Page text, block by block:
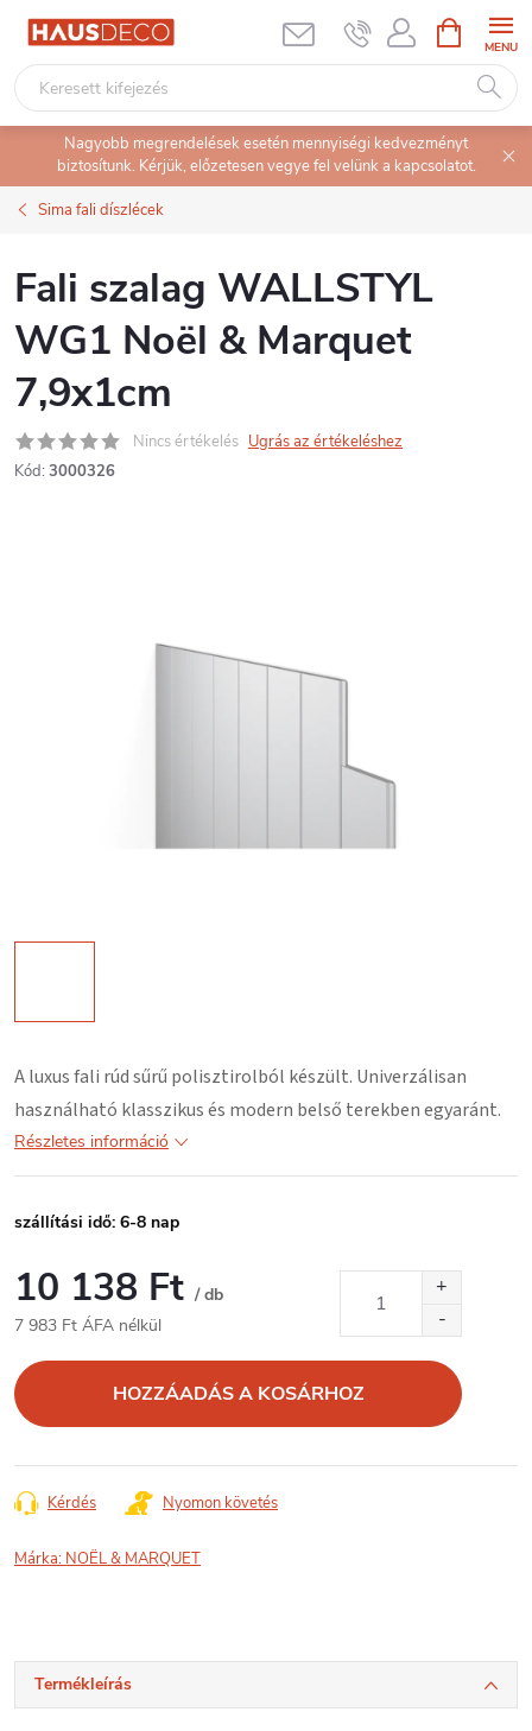
Ugrás
tartalomhoz
KOSÁR
Nagyobb megrendelések esetén mennyiségi kedvezményt
biztosítunk. Kérjük, előzetesen vegye fel velünk a kapcsolatot.
Sima fali díszlécek
Fali szalag WALLSTYL
WG1 Noël & Marquet
7,9x1cm
Nincs értékelés Ugrás az értékeléshez
Kód: 3000326
A luxus fali rúdsűrű polisztirolból készült. Univerzálisan
használható klasszikus és modern belső terekben egyaránt.
Részletes információ
szállítási idő: 6-8 nap
10 138 Ft / db
7 983 Ft ÁFA nélkül
HOZZÁADÁS A KOSÁRHOZ
Kérdés Nyomon követés
Márka: NOËL & MARQUET
Termékleírás